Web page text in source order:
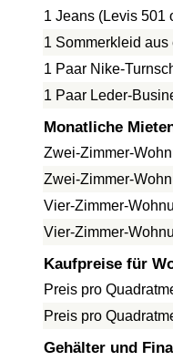
1 Jeans (Levis 501
1 Sommerkleid aus
1 Paar Nike-
1 Paar Leder-
Monatliche
Zwei-Zimmer-
Zwei-Zimmer-
Vier-Zimmer-
Vier-Zimmer-
Kaufpreise für
Preis pro
Preis pro
Gehälter und